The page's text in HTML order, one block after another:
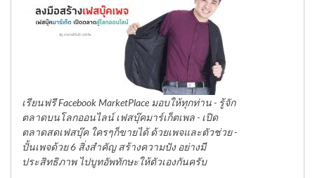
เรียนฟรี Facebook MarketPlace มอบให้ทุกท่าน - รู้จัก
ตลาดบนโลกออนไลน์ เฟสบุ๊คมาร์เก็ตเพล - เปิด
ตลาดสดเฟสบุ๊ค ใครๆก็ขายได้ ด้วยเพจและตัวช่วย -
ปั้นเพจด้วย 6 สิ่งสำคัญ สร้างความปัง อย่างมี
ประสิทธิภาพ ไปบูทอัพทักษะให้ตัวเองกันครับ